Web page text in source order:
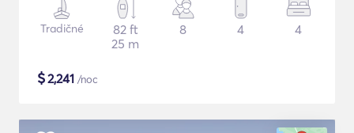
Tradičné
82 ft
25 m
8 4 4
$2,241 /noc